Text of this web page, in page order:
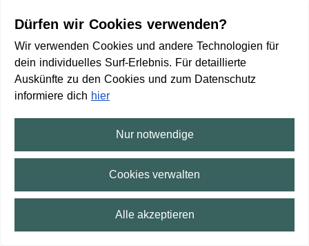
Halbrunde Bastion der Stadtb
efestigu...
min
Umstiege
Max. 2 Umstiege
Min. / Max. Reisezeit
Anwenden
Vollbild
Dürfen wir Cookies verwenden?
Wir verwenden Cookies und andere Technologien für
dein individuelles Surf-Erlebnis. Für detaillierte
Auskünfte zu den Cookies und zum Datenschutz
informiere dich hier
Nur notwendige
Cookies verwalten
Alle akzeptieren